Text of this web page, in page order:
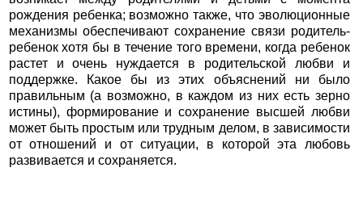
рождения ребенка; возможно также, что эволюционные
механизмы обеспечивают сохранение связи родитель-
ребенок хотя бы в течение того времени, когда ребенок
растет и очень нуждается в родительской любви и
поддержке. Какое бы из этих объяснений ни было
правильным (а возможно, в каждом из них есть зерно
истины), формирование и сохранение высшей любви
может быть простым или трудным делом, в зависимости
от отношений и от ситуации, в которой эта любовь
развивается и сохраняется.